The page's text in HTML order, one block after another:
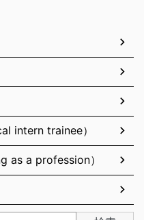
intern trainee）
as a profession）